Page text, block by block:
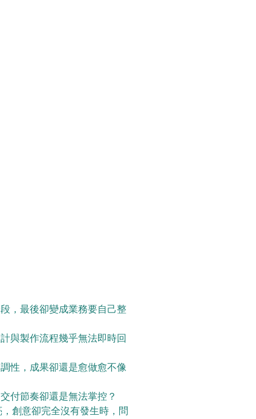
，最後卻變成業務要自己整
與製作流程幾乎無法即時回
性，成果卻還是愈做愈不像
付節奏卻還是無法掌控？
創意卻完全沒有發生時，問